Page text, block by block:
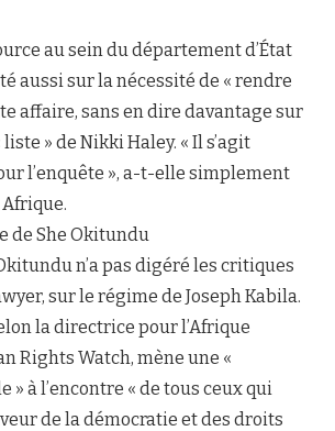
au sein du département d’État
aussi sur la nécessité de « rendre
affaire, sans en dire davantage sur
» de Nikki Haley. « Il s’agit
l’enquête », a-t-elle simplement
de She Okitundu
n’a pas digéré les critiques
sur le régime de Joseph Kabila.
la directrice pour l’Afrique
Rights Watch, mène une «
» à l’encontre « de tous ceux qui
de la démocratie et des droits